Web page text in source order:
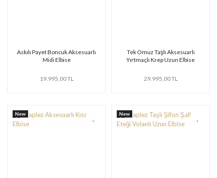
Askılı Payet Boncuk Aksesuarlı
Midi Elbise
19.995,00 TL
Tek Omuz Taşlı Aksesuarlı
Yırtmaçlı Krep Uzun Elbise
29.995,00 TL
New New